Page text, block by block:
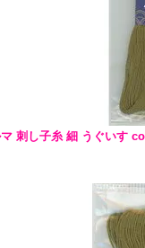
刺し子糸 細 うぐいす